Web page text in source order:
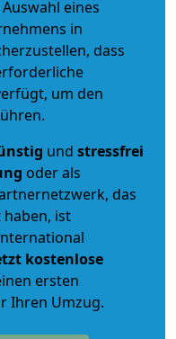
eines
in
dass
um den
und stressfrei
oder als
das
ist
kostenlose
ersten
Ihren Umzug.